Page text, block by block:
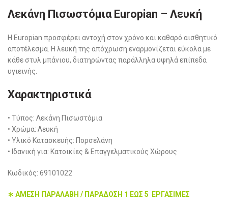
Λεκάνη Πισωστόμια Europian – Λευκή
H Europian προσφέρει αντοχή στον χρόνο και καθαρό αισθητικό
αποτέλεσμα. Η λευκή της απόχρωση εναρμονίζεται εύκολα με
κάθε στυλ μπάνιου, διατηρώντας παράλληλα υψηλά επίπεδα
υγιεινής.
Χαρακτηριστικά
• Τύπος: Λεκάνη Πισωστόμια
• Χρώμα: Λευκή
• Υλικό Κατασκευής: Πορσελάνη
• Ιδανική για: Κατοικίες & Επαγγελματικούς Χώρους
Κωδικός: 69101022
∗ ΑΜΕΣΗ ΠΑΡΑΛΑΒΗ / ΠΑΡΑΔΟΣΗ 1 ΕΩΣ 5 ΕΡΓΑΣΙΜΕΣ